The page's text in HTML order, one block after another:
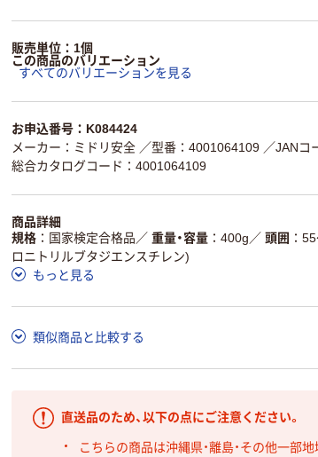
販売単位：1個
この商品のバリエーション
すべてのバリエーションを見る
お申込番号：K084424
メーカー：ミドリ安全 ／型番：4001064109 ／JANコ
総合カタログコード：4001064109
商品詳細
規格
国家検定合格品 ／ 重量・容量 400g ／ 頭囲
ロニトリルブタジエンスチレン)
もっと見る
類似商品と比較する
直送品のため、以下の点にご注意ください。
こちらの商品は沖縄県・離島・その他一部